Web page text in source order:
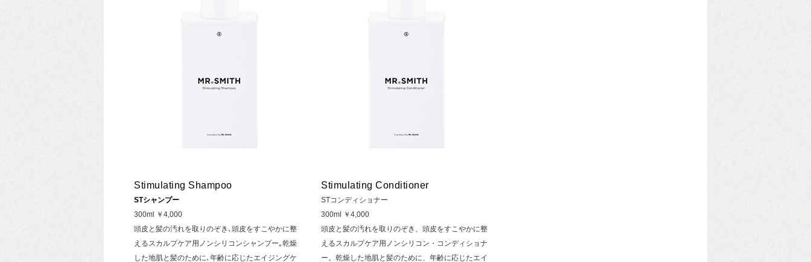
Stimulating Shampoo
STシャンプー
300ml ￥4,000
頭皮と髪の汚れを取りのぞき､頭皮をすこやかに整
えるスカルプケア用ノンシリコンシャンプー｡乾燥
した地肌と髪のために､年齢に応じたエイジングケ
Stimulating Conditioner
STコンディショナー
300ml ￥4,000
頭皮と髪の汚れを取りのぞき、頭皮をすこやかに整
えるスカルプケア用ノンシリコン・コンディショナ
ー。乾燥した地肌と髪のために、年齢に応じたエイ